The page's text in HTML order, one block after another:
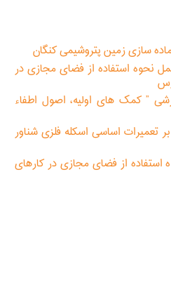
سازی زمین پتروشیمی کنگان
نحوه استفاده از فضای مجازی در
” کمک های اولیه، اصول اطفاء
تعمیرات اساسی اسکله فلزی شناور
استفاده از فضای مجازی در کارهای